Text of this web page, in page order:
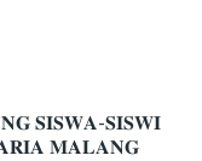
𝐒𝐈𝐒𝐖𝐀-𝐒𝐈𝐒𝐖𝐈
𝐌𝐀𝐋𝐀𝐍𝐆